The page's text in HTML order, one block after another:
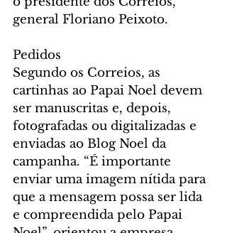
general Floriano Peixoto.
Pedidos
Segundo os Correios, as
cartinhas ao Papai Noel devem
ser manuscritas e, depois,
fotografadas ou digitalizadas e
enviadas ao Blog Noel da
campanha. “É importante
enviar uma imagem nítida para
que a mensagem possa ser lida
e compreendida pelo Papai